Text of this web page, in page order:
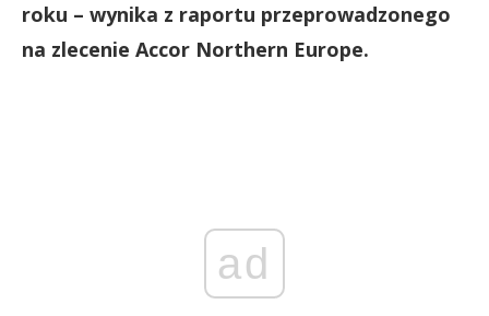
roku – wynika z raportu przeprowadzonego
na zlecenie Accor Northern Europe.
ad